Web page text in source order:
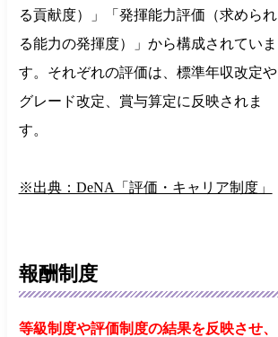
る貢献度）」「発揮能力評価（求められ
る能力の発揮度）」から構成されていま
す。それぞれの評価は、標準年収改定や
グレード改定、賞与算定に反映されま
す。
※出典：DeNA「評価・キャリア制度」
報酬制度
等級制度や評価制度の結果を反映させ、